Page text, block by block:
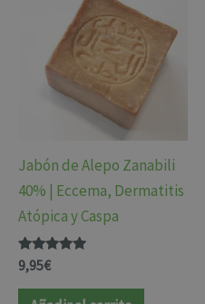
Jabón de Alepo Zanabili
40% | Eccema, Dermatitis
Atópica y Caspa
Valorado
con
4.84
de 5
9,95€